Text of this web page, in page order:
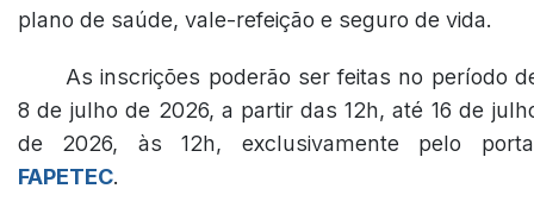
plano de saúde, vale-refeição e seguro de vida.
As inscrições poderão ser feitas no período
8 de julho de 2026, a partir das 12h, até 16 de
de 2026, às 12h, exclusivamente pelo
FAPETEC.